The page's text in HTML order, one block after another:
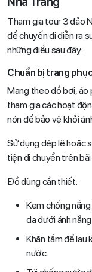
Tham gia tour 3 đảo
để chuyến đi diễn ra
những điều sau đây:
Chuẩn bị trang
Mang theo đồ bơi, áo
tham gia các hoạt
nón để bảo vệ khỏi
Sử dụng dép lê hoặc
tiện di chuyển trên
Đồ dùng cần thiết:
Kem chống
da dưới ánh
Khăn tắm để lau
nước.